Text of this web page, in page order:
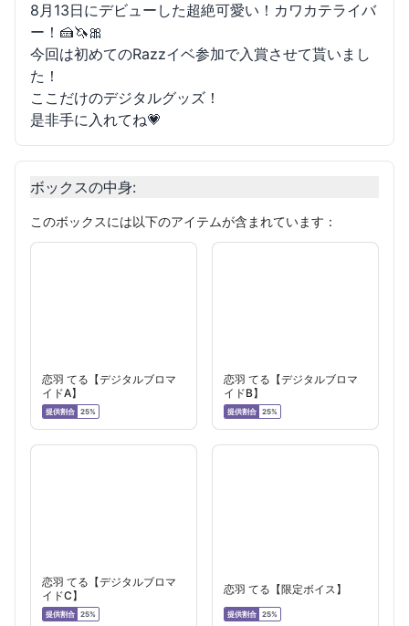
8月13日にデビューした超絶可愛い！カワカテライバ
ー！🍰🦄🎀
今回は初めてのRazzイベ参加で入賞させて貰いまし
た！
ここだけのデジタルグッズ！
是非手に入れてね💗
ボックスの中身:
このボックスには以下のアイテムが含まれています：
恋羽 てる【デジタルブロマ
イドA】
提供割合 25%
恋羽 てる【デジタルブロマ
イドB】
提供割合 25%
恋羽 てる【デジタルブロマ
イドC】
提供割合 25%
恋羽 てる【限定ボイス】
提供割合 25%